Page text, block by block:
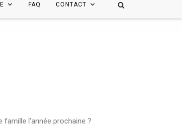
FAQ CONTACT
l’année prochaine ?